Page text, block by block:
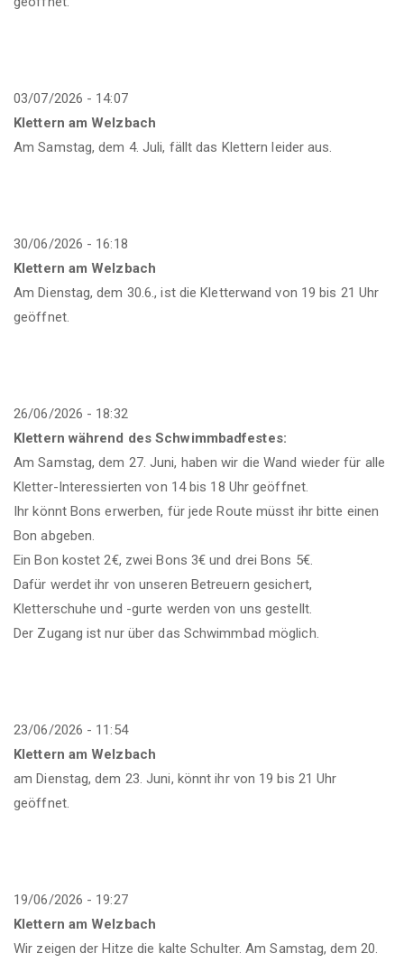
03/07/2026 - 14:07
Klettern am Welzbach
Am Samstag, dem 4. Juli, fällt das Klettern leider aus.
30/06/2026 - 16:18
Klettern am Welzbach
Am Dienstag, dem 30.6., ist die Kletterwand von 19 bis 21 Uhr
geöffnet.
26/06/2026 - 18:32
Klettern während des Schwimmbadfestes:
Am Samstag, dem 27. Juni, haben wir die Wand wieder für alle
Kletter-Interessierten von 14 bis 18 Uhr geöffnet.
Ihr könnt Bons erwerben, für jede Route müsst ihr bitte einen
Bon abgeben.
Ein Bon kostet 2€, zwei Bons 3€ und drei Bons 5€.
Dafür werdet ihr von unseren Betreuern gesichert,
Kletterschuhe und -gurte werden von uns gestellt.
Der Zugang ist nur über das Schwimmbad möglich.
23/06/2026 - 11:54
Klettern am Welzbach
am Dienstag, dem 23. Juni, könnt ihr von 19 bis 21 Uhr
geöffnet.
19/06/2026 - 19:27
Klettern am Welzbach
Wir zeigen der Hitze die kalte Schulter. Am Samstag, dem 20.